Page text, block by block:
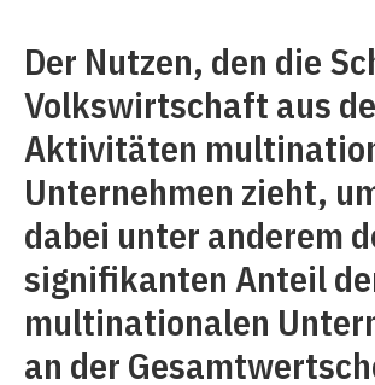
Der Nutzen, den die
Volkswirtschaft aus
Aktivitäten
Unternehmen zieht,
dabei unter anderem
signifikanten Anteil
multinationalen
an der